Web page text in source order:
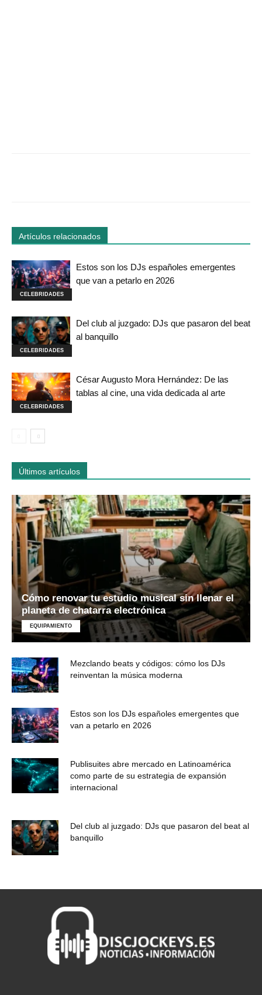
Artículos relacionados
CELEBRIDADES
Estos son los DJs españoles emergentes
que van a petarlo en 2026
CELEBRIDADES
Del club al juzgado: DJs que pasaron del beat
al banquillo
CELEBRIDADES
César Augusto Mora Hernández: De las
tablas al cine, una vida dedicada al arte
Últimos artículos
Cómo renovar tu estudio musical sin llenar el
planeta de chatarra electrónica
EQUIPAMIENTO
Mezclando beats y códigos: cómo los DJs
reinventan la música moderna
Estos son los DJs españoles emergentes que
van a petarlo en 2026
Publisuites abre mercado en Latinoamérica
como parte de su estrategia de expansión
internacional
Del club al juzgado: DJs que pasaron del beat al
banquillo